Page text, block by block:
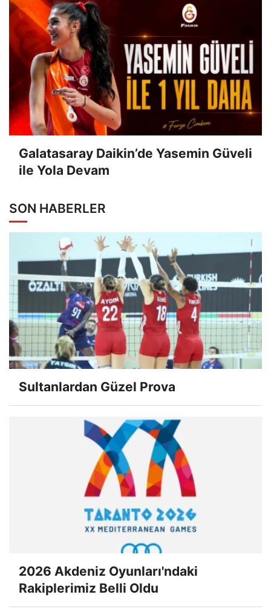
Galatasaray Daikin’de Yasemin Güveli
ile Yola Devam
SON HABERLER
Sultanlardan Güzel Prova
2026 Akdeniz Oyunları'ndaki
Rakiplerimiz Belli Oldu